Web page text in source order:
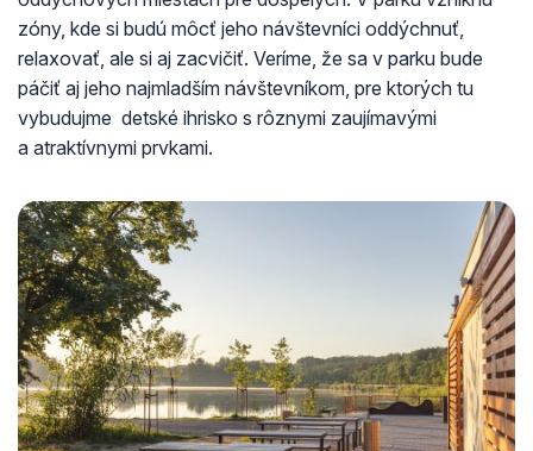
zóny, kde si budú môcť jeho návštevníci oddýchnuť,
relaxovať, ale si aj zacvičiť. Veríme, že sa v parku bude
páčiť aj jeho najmladším návštevníkom, pre ktorých tu
vybudujme detské ihrisko s rôznymi zaujímavými
a atraktívnymi prvkami.